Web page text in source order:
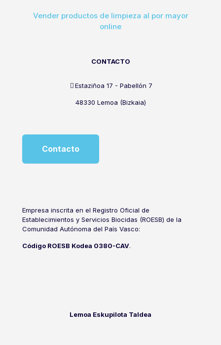
Vender productos de limpieza al por mayor
online
CONTACTO
Estaziñoa 17 - Pabellón 7
48330 Lemoa (Bizkaia)
Contacto
Empresa inscrita en el Registro Oficial de
Establecimientos y Servicios Biocidas (ROESB) de la
Comunidad Autónoma del País Vasco:
Código ROESB Kodea 0380-CAV.
Lemoa Eskupilota Taldea